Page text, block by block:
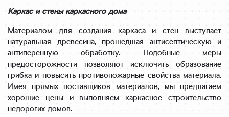
Каркас и стены каркасного дома
Материалом для создания каркаса и стен выступает
натуральная древесина, прошедшая антисептическую и
антиперенную обработку. Подобные меры
предосторожности позволяют исключить образование
грибка и повысить противопожарные свойства материала.
Имея прямых поставщиков материалов, мы предлагаем
хорошие цены и выполняем каркасное строительство
недорогих домов.